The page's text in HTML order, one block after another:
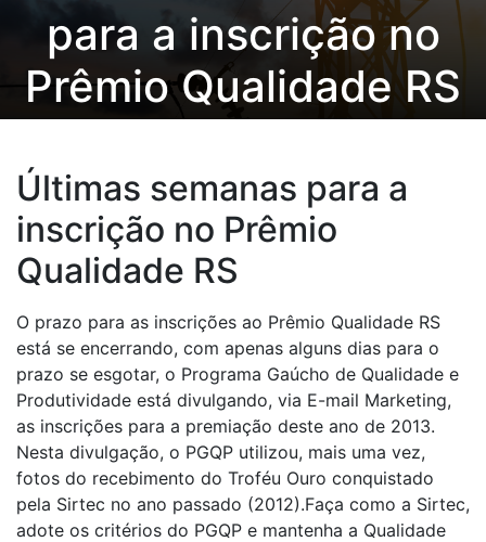
para a inscrição no
Prêmio Qualidade RS
Últimas semanas para a
inscrição no Prêmio
Qualidade RS
O prazo para as inscrições ao Prêmio Qualidade RS
está se encerrando, com apenas alguns dias para o
prazo se esgotar, o Programa Gaúcho de Qualidade e
Produtividade está divulgando, via E-mail Marketing,
as inscrições para a premiação deste ano de 2013.
Nesta divulgação, o PGQP utilizou, mais uma vez,
fotos do recebimento do Troféu Ouro conquistado
pela Sirtec no ano passado (2012).Faça como a Sirtec,
adote os critérios do PGQP e mantenha a Qualidade